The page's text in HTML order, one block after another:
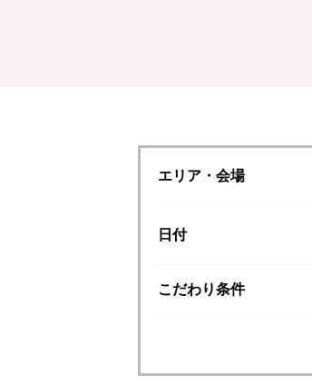
エリア・会場
日付
こだわり条件